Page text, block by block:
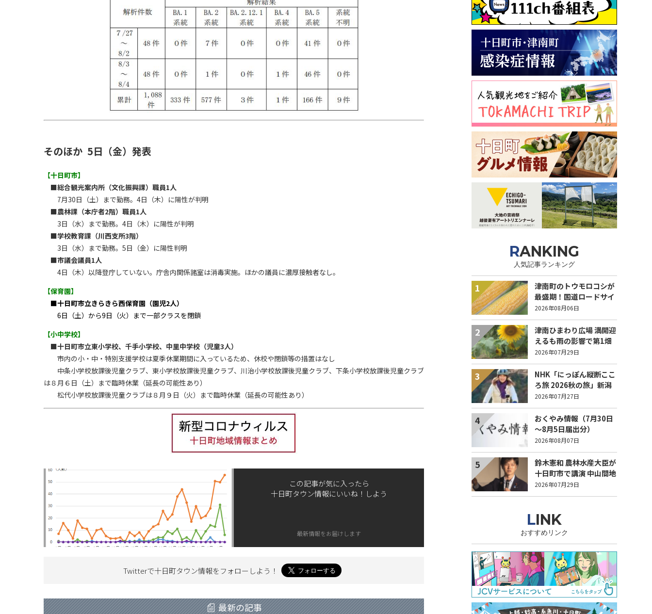
そのほか 5日（金）発表
【十日町市】
■総合観光案内所（文化振興課）職員1人
7月30日（土）まで勤務。4日（木）に陽性が判明
■農林課（本庁者2階）職員1人
3日（水）まで勤務。4日（木）に陽性が判明
■学校教育課（川西支所3階）
3日（水）まで勤務。5日（金）に陽性判明
■市議会議員1人
4日（木）以降登庁していない。庁舎内関係諸室は消毒実施。ほかの議員に濃厚接触者なし。
【保育園】
■十日町市立きらきら西保育園（園児2人）
6日（土）から9日（火）まで一部クラスを閉鎖
【小中学校】
■十日町市立東小学校、千手小学校、中里中学校（児童3人）
市内の小・中・特別支援学校は夏季休業期間に入っているため、休校や閉鎖等の措置はなし
中条小学校放課後児童クラブ、東小学校放課後児童クラブ、川治小学校放課後児童クラブ、下条小学校放課後児童クラブ
は８月６日（土）まで臨時休業（延長の可能性あり）
松代小学校放課後児童クラブは８月９日（火）まで臨時休業（延長の可能性あり）
この記事が気に入ったら
十日町タウン情報にいいね！しよう
最新情報をお届けします
Twitterで十日町タウン情報をフォローしよう！
最新の記事
RANKING
人気記事ランキング
1
津南町のトウモロコシが
最盛期！国道ロードサイ
ドの直売所は朝から長い
列！
2026年08月06日
2
津南ひまわり広場 満開迎
えるも雨の影響で第1畑
の半分が倒伏 8/4まで駐
車場を無料開放
2026年07月29日
3
NHK「にっぽん縦断ここ
ろ旅 2026秋の旅」新潟
県 エピソード募集中！
2026年07月27日
4
おくやみ情報（7月30日
～8月5日届出分）
2026年08月07日
5
鈴木憲和 農林水産大臣が
十日町市で講演 中山間地
域でも持続可能で稼げる
農業とは？
2026年07月29日
LINK
おすすめリンク